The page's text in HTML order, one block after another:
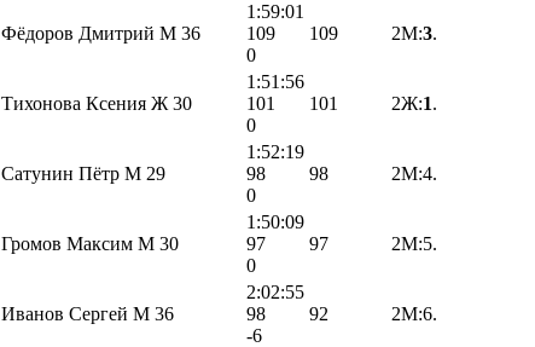
Фёдоров Дмитрий М 36
1:59:01
109
0
109 2М:3.
Тихонова Ксения Ж 30
1:51:56
101
0
101 2Ж:1.
Сатунин Пётр М 29
1:52:19
98
0
98 2М:4.
Громов Максим М 30
1:50:09
97
0
97 2М:5.
Иванов Сергей М 36
2:02:55
98
-6
92 2М:6.